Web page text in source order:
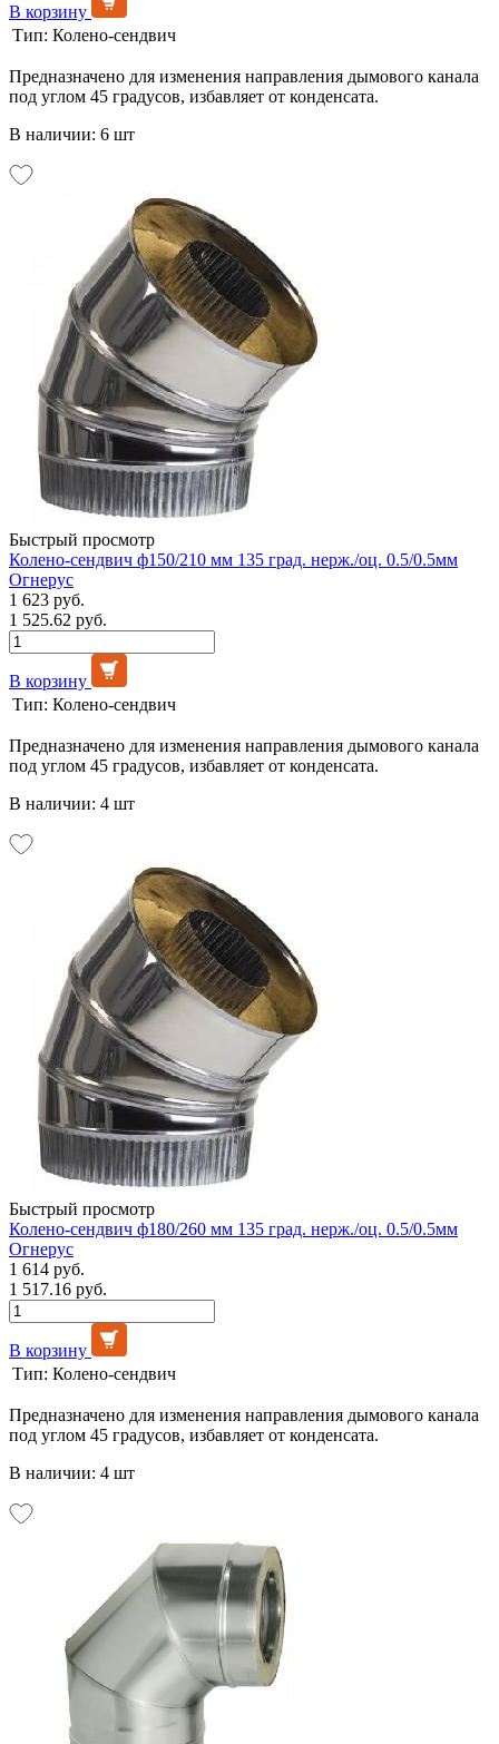
В корзину
Тип: Колено-сендвич
Предназначено для изменения направления дымового канала
под углом 45 градусов, избавляет от конденсата.
В наличии: 6 шт
Быстрый просмотр
Колено-сендвич ф150/210 мм 135 град. нерж./оц. 0.5/0.5мм
Огнерус
1 623 руб.
1 525.62 руб.
В корзину
Тип: Колено-сендвич
Предназначено для изменения направления дымового канала
под углом 45 градусов, избавляет от конденсата.
В наличии: 4 шт
Быстрый просмотр
Колено-сендвич ф180/260 мм 135 град. нерж./оц. 0.5/0.5мм
Огнерус
1 614 руб.
1 517.16 руб.
В корзину
Тип: Колено-сендвич
Предназначено для изменения направления дымового канала
под углом 45 градусов, избавляет от конденсата.
В наличии: 4 шт